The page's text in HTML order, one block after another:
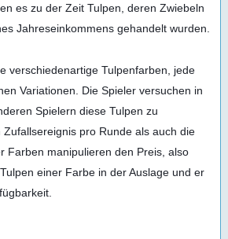
es zu der Zeit Tulpen, deren Zwiebeln
Jahreseinkommens gehandelt wurden.
verschiedenartige Tulpenfarben, jede
Variationen. Die Spieler versuchen in
Spielern diese Tulpen zu
pro Runde als auch die
Farben manipulieren den Preis, also
einer Farbe in der Auslage und er